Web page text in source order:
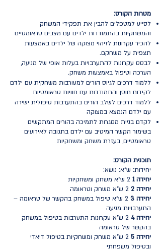
מטרות הקורס:
לסייע למטפלים להבין את תפקידי המשחק
והמשחקיות בהתמודדות ילדים עם מצבים טראומטיים
להכיר עקרונות לזיהוי מצוקה של ילדים באמצעות
תצפית על משחקם.
לבסס עקרונות להתערבויות בעלות אופי של מניעה,
הערכה וטיפול באמצעות משחק.
ללמוד דרכים לגיוס הורים למעורבות משחקית עם ילדם
לקידום חוסן והתמודדות עם חוויות טראומטיות
ללמוד דרכים לשלב הורים בהתערבות טיפולית ישירה
עם ילדם הנמצא במצוקה
לקדם בניית מסגרות לתמיכה בהורים המתקשים
בשימור הקשר המיטיב עם ילדם בתגובה לאירועים
טראומטיים, בעזרת משחק ומשחקיות
תוכנית הקורס:
יחידות: ש"א: נושא:
יחידה 1
יחידה 2
יחידה 3
2 ש"א טיפול במשחק בהקשר של טראומה –
התערבויות מניעה
יחידה 4
2 ש"א עקרונות התערבות בטיפול במשחק
בהקשר של טראומה
יחידה 5
2 ש"א משחק ומשחקיות בטיפול דיאדי
ובטיפול משפחתי